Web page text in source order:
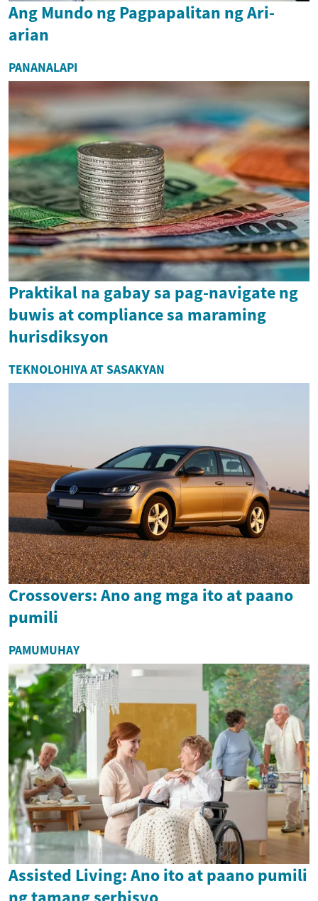
Ang Mundo ng Pagpapalitan ng Ari-
arian
PANANALAPI
Praktikal na gabay sa pag-navigate ng
buwis at compliance sa maraming
hurisdiksyon
TEKNOLOHIYA AT SASAKYAN
Crossovers: Ano ang mga ito at paano
pumili
PAMUMUHAY
Assisted Living: Ano ito at paano pumili